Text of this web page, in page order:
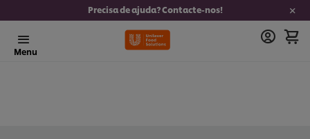
Precisa de ajuda? Contacte-nos!
Menu